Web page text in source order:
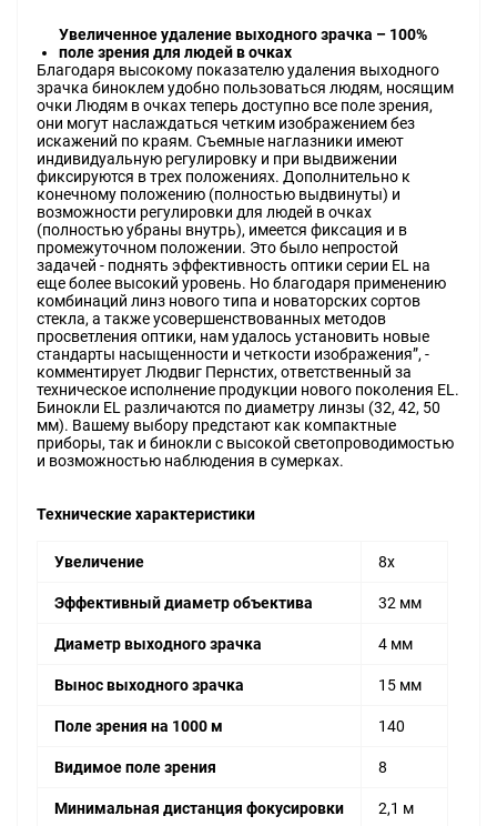
Увеличенное удаление выходного зрачка – 100%
поле зрения для людей в очках
Благодаря высокому показателю удаления выходного
зрачка биноклем удобно пользоваться людям, носящим
очки Людям в очках теперь доступно все поле зрения,
они могут наслаждаться четким изображением без
искажений по краям. Съемные наглазники имеют
индивидуальную регулировку и при выдвижении
фиксируются в трех положениях. Дополнительно к
конечному положению (полностью выдвинуты) и
возможности регулировки для людей в очках
(полностью убраны внутрь), имеется фиксация и в
промежуточном положении. Это было непростой
задачей - поднять эффективность оптики серии EL на
еще более высокий уровень. Но благодаря применению
комбинаций линз нового типа и новаторских сортов
стекла, а также усовершенствованных методов
просветления оптики, нам удалось установить новые
стандарты насыщенности и четкости изображения”, -
комментирует Людвиг Пернстих, ответственный за
техническое исполнение продукции нового поколения EL.
Бинокли EL различаются по диаметру линзы (32, 42, 50
мм). Вашему выбору предстают как компактные
приборы, так и бинокли с высокой светопроводимостью
и возможностью наблюдения в сумерках.
Технические характеристики
Увеличение 8x
Эффективный диаметр объектива 32 мм
Диаметр выходного зрачка 4 мм
Вынос выходного зрачка 15 мм
Поле зрения на 1000 м 140
Видимое поле зрения 8
Минимальная дистанция фокусировки 2,1 м